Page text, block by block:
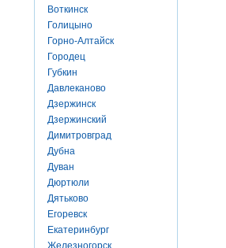
Воткинск
Голицыно
Горно-Алтайск
Городец
Губкин
Давлеканово
Дзержинск
Дзержинский
Димитровград
Дубна
Дуван
Дюртюли
Дятьково
Егоревск
Екатеринбург
Железногорск